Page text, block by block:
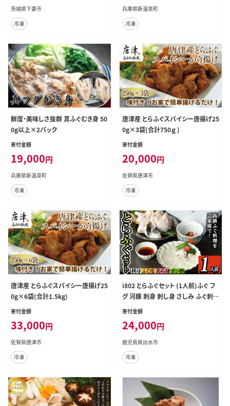
茨城県下妻市
冷凍
兵庫県新温泉町
冷凍
鮮度・美味しさ抜群 真ふぐむき身 50
0g以上×2パック
寄付金額
19,000円
兵庫県新温泉町
冷凍
唐津産 とらふぐスパイシー唐揚げ25
0g×3袋(合計750ｇ )
寄付金額
20,000円
佐賀県唐津市
冷凍
唐津産 とらふぐスパイシー唐揚げ25
0g×6袋(合計1.5kg)
寄付金額
33,000円
佐賀県唐津市
冷凍
i802 とらふぐセット (1人前)ふぐ フ
グ 河豚 刺身 刺し身 さしみ ふぐ刺し
あら身 おもてなし 晩酌 ポン酢 ぽん
家】
寄付金額
24,000円
鹿児島県出水市
冷凍